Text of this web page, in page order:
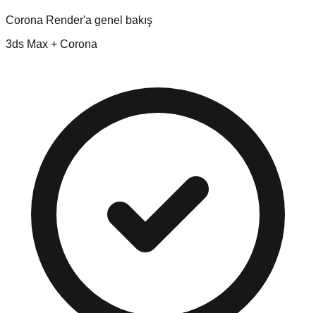
Corona Render'a genel bakış
3ds Max + Corona